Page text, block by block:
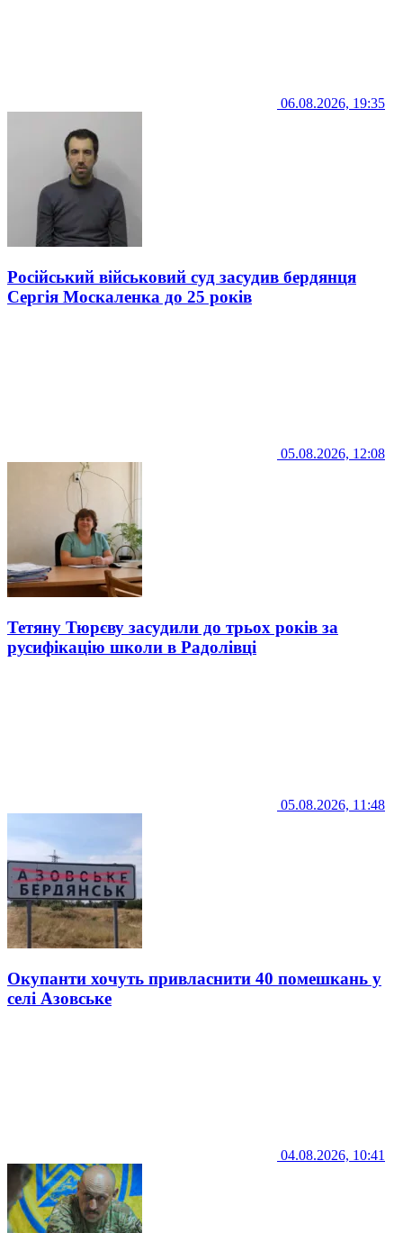
06.08.2026, 19:35
Російський військовий суд засудив бердянця
Сергія Москаленка до 25 років
05.08.2026, 12:08
Тетяну Тюрєву засудили до трьох років за
русифікацію школи в Радолівці
05.08.2026, 11:48
Окупанти хочуть привласнити 40 помешкань у
селі Азовське
04.08.2026, 10:41